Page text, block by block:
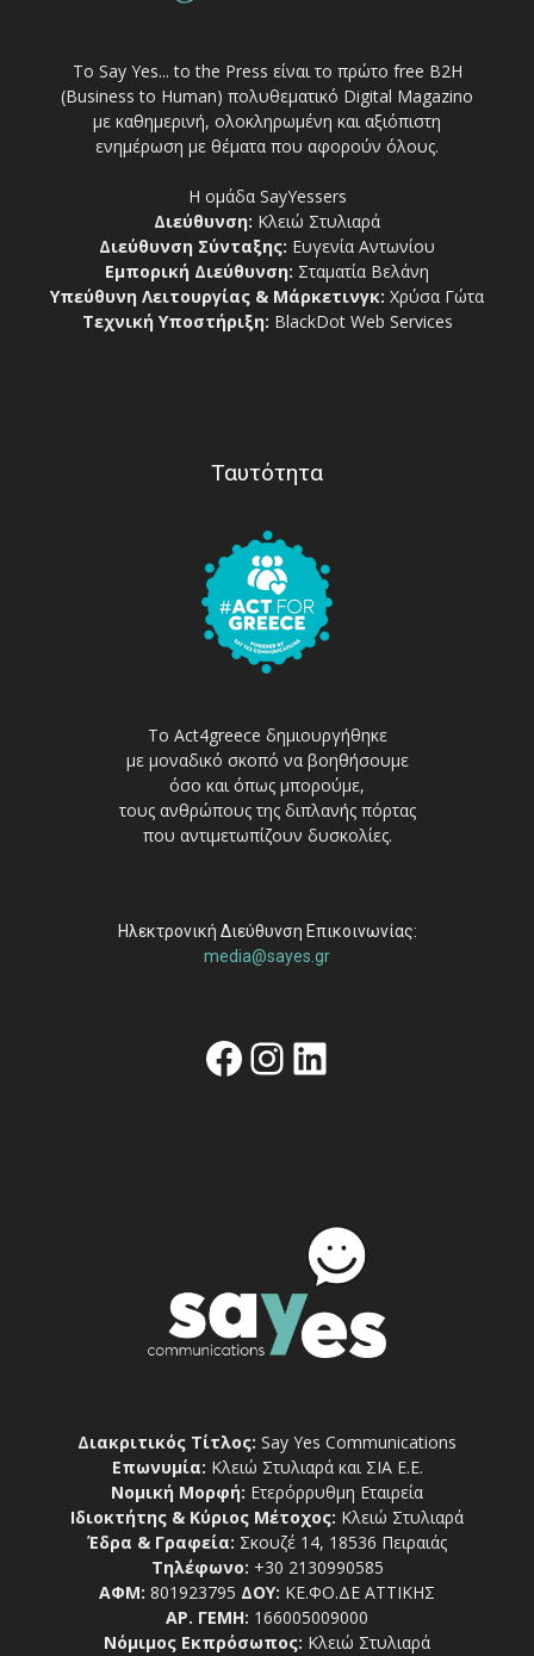
Το Say Yes... to the Press είναι το πρώτο free Β2Η
(Business to Human) πολυθεματικό Digital Magazino
με καθημερινή, ολοκληρωμένη και αξιόπιστη
ενημέρωση με θέματα που αφορούν όλους.
Η ομάδα SayYessers
Διεύθυνση: Κλειώ Στυλιαρά
Διεύθυνση Σύνταξης: Ευγενία Αντωνίου
Εμπορική Διεύθυνση: Σταματία Βελάνη
Υπεύθυνη Λειτουργίας & Μάρκετινγκ: Χρύσα Γώτα
Τεχνική Υποστήριξη: BlackDot Web Services
Ταυτότητα
Το Act4greece δημιουργήθηκε
με μοναδικό σκοπό να βοηθήσουμε
όσο και όπως μπορούμε,
τους ανθρώπους της διπλανής πόρτας
που αντιμετωπίζουν δυσκολίες.
Ηλεκτρονική Διεύθυνση Επικοινωνίας:
media@sayes.gr
Facebook
Instagram
Linkedin
Διακριτικός Τίτλος: Say Yes Communications
Επωνυμία: Κλειώ Στυλιαρά και ΣΙΑ Ε.Ε.
Νομική Μορφή: Ετερόρρυθμη Εταιρεία
Ιδιοκτήτης & Κύριος Μέτοχος: Κλειώ Στυλιαρά
Έδρα & Γραφεία: Σκουζέ 14, 18536 Πειραιάς
Τηλέφωνο: +30 2130990585
ΑΦΜ: 801923795 ΔΟΥ: ΚΕ.ΦΟ.ΔΕ ΑΤΤΙΚΗΣ
ΑΡ. ΓΕΜΗ: 166005009000
Νόμιμος Εκπρόσωπος: Κλειώ Στυλιαρά